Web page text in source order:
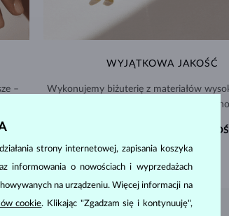
–
WYJĄTKOWA JAKOŚĆ
Wykonujemy biżuterię z materiałów
dołączamy Certyfikat
CERTYFIKATY
strony internetowej, zapisania koszyka
informowania o nowościach i wyprzedażach
na urządzeniu. Więcej informacji na
cookie. Klikając "Zgadzam się i kontynuuję",